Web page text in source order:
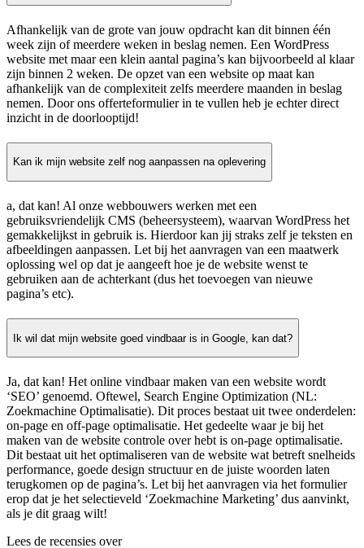
Afhankelijk van de grote van jouw opdracht kan dit binnen één
week zijn of meerdere weken in beslag nemen. Een WordPress
website met maar een klein aantal pagina’s kan bijvoorbeeld al klaar
zijn binnen 2 weken. De opzet van een website op maat kan
afhankelijk van de complexiteit zelfs meerdere maanden in beslag
nemen. Door ons offerteformulier in te vullen heb je echter direct
inzicht in de doorlooptijd!
Kan ik mijn website zelf nog aanpassen na oplevering
a, dat kan! Al onze webbouwers werken met een
gebruiksvriendelijk CMS (beheersysteem), waarvan WordPress het
gemakkelijkst in gebruik is. Hierdoor kan jij straks zelf je teksten en
afbeeldingen aanpassen. Let bij het aanvragen van een maatwerk
oplossing wel op dat je aangeeft hoe je de website wenst te
gebruiken aan de achterkant (dus het toevoegen van nieuwe
pagina’s etc).
Ik wil dat mijn website goed vindbaar is in Google, kan dat?
Ja, dat kan! Het online vindbaar maken van een website wordt
‘SEO’ genoemd. Oftewel, Search Engine Optimization (NL:
Zoekmachine Optimalisatie). Dit proces bestaat uit twee onderdelen:
on-page en off-page optimalisatie. Het gedeelte waar je bij het
maken van de website controle over hebt is on-page optimalisatie.
Dit bestaat uit het optimaliseren van de website wat betreft snelheids
performance, goede design structuur en de juiste woorden laten
terugkomen op de pagina’s. Let bij het aanvragen via het formulier
erop dat je het selectieveld ‘Zoekmachine Marketing’ dus aanvinkt,
als je dit graag wilt!
Lees de recensies over